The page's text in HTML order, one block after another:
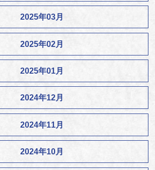
2025年03月
2025年02月
2025年01月
2024年12月
2024年11月
2024年10月